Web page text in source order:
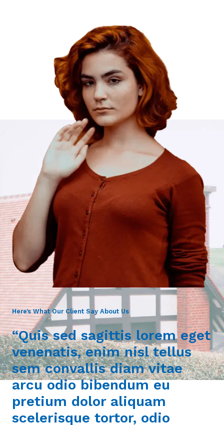
Here’s What Our Client Say About Us
“Quis sed sagittis lorem eget
venenatis, enim nisl tellus
sem convallis diam vitae
arcu odio bibendum eu
pretium dolor aliquam
scelerisque tortor, odio